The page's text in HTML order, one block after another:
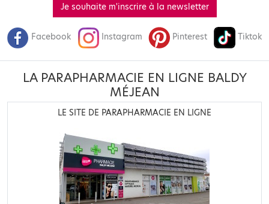
Je souhaite m'inscrire à la newsletter
Facebook Instagram Pinterest Tiktok
LA PARAPHARMACIE EN LIGNE BALDY
MÉJEAN
LE SITE DE PARAPHARMACIE EN LIGNE